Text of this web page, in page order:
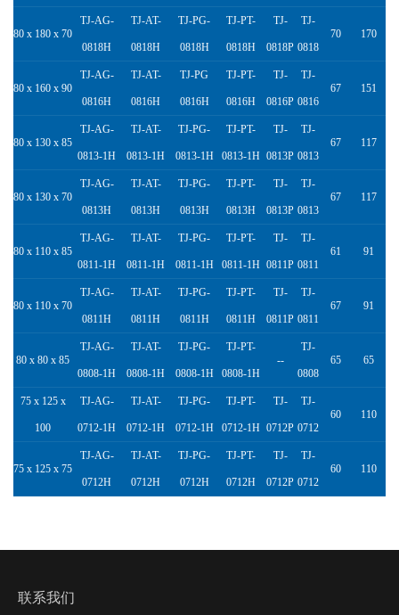
80 x 180 x 70
TJ-AG-
0818H
TJ-AT-
0818H
TJ-PG-
0818H
TJ-PT-
0818H
TJ-
0818P
TJ-
0818
70 170
80 x 160 x 90
TJ-AG-
0816H
TJ-AT-
0816H
TJ-PG
0816H
TJ-PT-
0816H
TJ-
0816P
TJ-
0816
67 151
80 x 130 x 85
TJ-AG-
0813-1H
TJ-AT-
0813-1H
TJ-PG-
0813-1H
TJ-PT-
0813-1H
TJ-
0813P
TJ-
0813
67 117
80 x 130 x 70
TJ-AG-
0813H
TJ-AT-
0813H
TJ-PG-
0813H
TJ-PT-
0813H
TJ-
0813P
TJ-
0813
67 117
80 x 110 x 85
TJ-AG-
0811-1H
TJ-AT-
0811-1H
TJ-PG-
0811-1H
TJ-PT-
0811-1H
TJ-
0811P
TJ-
0811
61 91
80 x 110 x 70
TJ-AG-
0811H
TJ-AT-
0811H
TJ-PG-
0811H
TJ-PT-
0811H
TJ-
0811P
TJ-
0811
67 91
80 x 80 x 85
TJ-AG-
0808-1H
TJ-AT-
0808-1H
TJ-PG-
0808-1H
TJ-PT-
0808-1H
--
TJ-
0808
65 65
75 x 125 x
100
TJ-AG-
0712-1H
TJ-AT-
0712-1H
TJ-PG-
0712-1H
TJ-PT-
0712-1H
TJ-
0712P
TJ-
0712
60 110
75 x 125 x 75
TJ-AG-
0712H
TJ-AT-
0712H
TJ-PG-
0712H
TJ-PT-
0712H
TJ-
0712P
TJ-
0712
60 110
联系我们